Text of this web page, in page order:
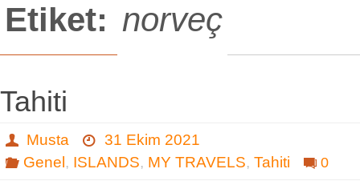
Etiket: norveç
Tahiti
Musta
31 Ekim 2021
Genel , ISLANDS, MY TRAVELS, Tahiti 0